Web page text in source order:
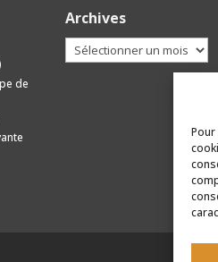
de
Archives
Archives